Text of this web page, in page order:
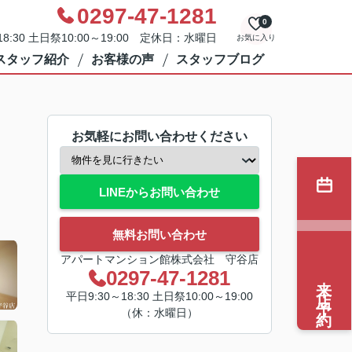
0297-47-1281
土日祭10:00～19:00 定休日：水曜日 お気に入り
0
タッフ紹介 お客様の声 スタッフブログ
お気軽にお問い合わせください
LINEからお問い合わせ
無料お問い合わせ
アパートマンション館株式会社 守谷店
0297-47-1281
平日9:30～18:30 土日祭10:00～19:00
（休：水曜日）
来店予約